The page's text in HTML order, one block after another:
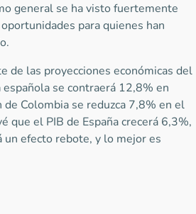
general se ha visto fuertemente
para quienes han
de las proyecciones económicas del
se contraerá 12,8% en
Colombia se reduzca 7,8% en el
que el PIB de España crecerá 6,3%,
un efecto rebote, y lo mejor es